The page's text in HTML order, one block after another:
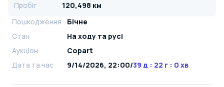
Пробіг
120,498 км
Пошкодження
Бічне
Стан
На ​​ходу та русі
Аукціон
Copart
Дата та час
9/14/2026, 22:00/39 д : 22 г : 0 хв